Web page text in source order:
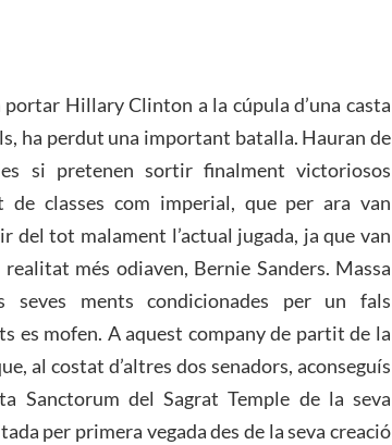
portar Hillary Clinton a la cúpula d’una casta
ha perdut una important batalla. Hauran de
si pretenen sortir finalment victoriosos
de classes com imperial, que per ara van
del tot malament l’actual jugada, ja que van
més odiaven, Bernie Sanders. Massa
seves ments condicionades per un fals
es mofen. A aquest company de partit de la
al costat d’altres dos senadors, aconseguís
Sanctorum del Sagrat Temple de la seva
per primera vegada des de la seva creació